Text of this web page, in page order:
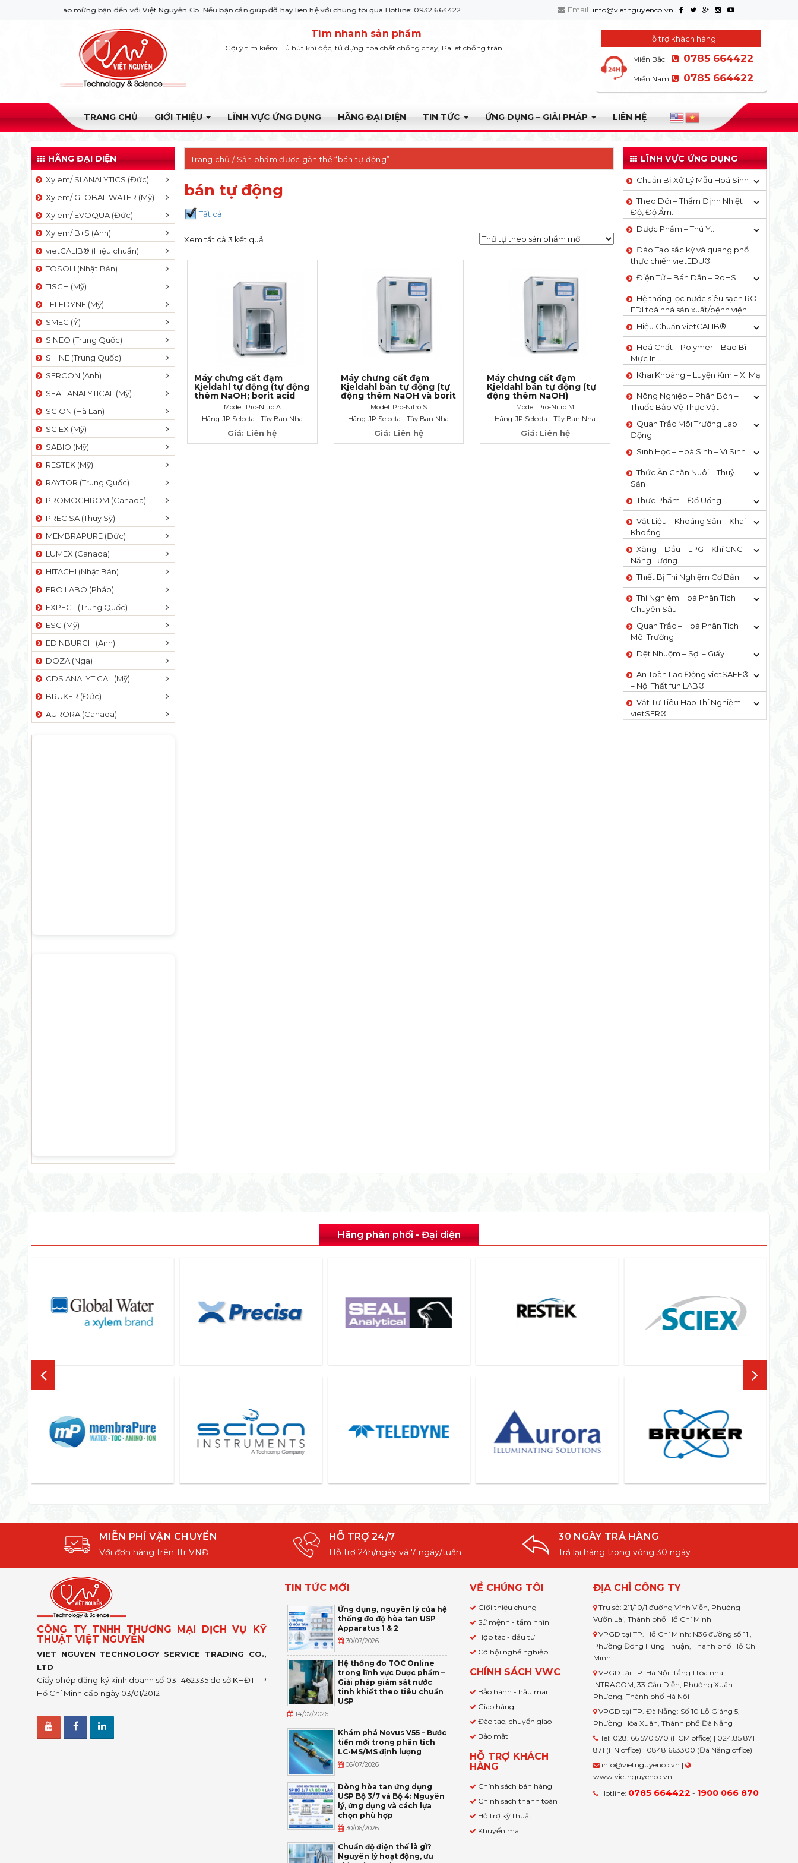
Chào mừng bạn đến với Việt Nguyễn Co. Nếu bạn cần giúp đỡ hãy liên hệ với chúng tôi qua Hotline: 0932 664422 Email: info@vietnguyenco.vn
Tìm nhanh sản phẩm
Gợi ý tìm kiếm: Tủ hút khí độc, tủ đựng hóa chất chống cháy, Pallet chống tràn...
Hỗ trợ khách hàng
Miền Bắc 0785 664422
Miền Nam 0785 664422
TRANG CHỦ GIỚI THIỆU LĨNH VỰC ỨNG DỤNG HÃNG ĐẠI DIỆN TIN TỨC ỨNG DỤNG – GIẢI PHÁP LIÊN HỆ
HÃNG ĐẠI DIỆN
Xylem/ SI ANALYTICS (Đức)
Xylem/ GLOBAL WATER (Mỹ)
Xylem/ EVOQUA (Đức)
Xylem/ B+S (Anh)
vietCALIB® (Hiệu chuẩn)
TOSOH (Nhật Bản)
TISCH (Mỹ)
TELEDYNE (Mỹ)
SMEG (Ý)
SINEO (Trung Quốc)
SHINE (Trung Quốc)
SERCON (Anh)
SEAL ANALYTICAL (Mỹ)
SCION (Hà Lan)
SCIEX (Mỹ)
SABIO (Mỹ)
RESTEK (Mỹ)
RAYTOR (Trung Quốc)
PROMOCHROM (Canada)
PRECISA (Thuỵ Sỹ)
MEMBRAPURE (Đức)
LUMEX (Canada)
HITACHI (Nhật Bản)
FROILABO (Pháp)
EXPECT (Trung Quốc)
ESC (Mỹ)
EDINBURGH (Anh)
DOZA (Nga)
CDS ANALYTICAL (Mỹ)
BRUKER (Đức)
AURORA (Canada)
Trang chủ / Sản phẩm được gắn thẻ “bán tự động”
bán tự động
Tất cả
Xem tất cả 3 kết quả
Máy chưng cất đạm
Kjeldahl tự động (tự động
thêm NaOH; borit acid
H3BO3 và HCl)
Model: Pro-Nitro A
Hãng: JP Selecta - Tây Ban Nha
Giá: Liên hệ
Máy chưng cất đạm
Kjeldahl bán tự động (tự
động thêm NaOH và borit
acid H3BO3)Model: Pro-Nitro S
Hãng: JP Selecta - Tây Ban Nha
Giá: Liên hệ
Máy chưng cất đạm
Kjeldahl bán tự động (tự
động thêm NaOH)
Model: Pro-Nitro M
Hãng: JP Selecta - Tây Ban Nha
Giá: Liên hệ
LĨNH VỰC ỨNG DỤNG
Chuẩn Bị Xử Lý Mẫu Hoá Sinh
Theo Dõi – Thẩm Định Nhiệt
Độ, Độ Ẩm…
Dược Phẩm – Thú Y…
Đào Tạo sắc ký và quang phổ
thực chiến vietEDU®
Điện Tử – Bán Dẫn – RoHS
Hệ thống lọc nước siêu sạch RO
EDI​​ toà nhà sản xuất/bệnh viện
Hiệu Chuẩn vietCALIB®
Hoá Chất – Polymer – Bao Bì –
Mực In…
Khai Khoáng – Luyện Kim – Xi Mạ
Nông Nghiệp – Phân Bón –
Thuốc Bảo Vệ Thực Vật
Quan Trắc Môi Trường Lao
Động
Sinh Học – Hoá Sinh – Vi Sinh
Thức Ăn Chăn Nuôi – Thuỷ
Sản
Thực Phẩm – Đồ Uống
Vật Liệu – Khoáng Sản – Khai
Khoáng
Xăng – Dầu – LPG – Khí CNG –
Năng Lượng…
Thiết Bị Thí Nghiệm Cơ Bản
Thí Nghiệm Hoá Phân Tích
Chuyên Sâu
Quan Trắc – Hoá Phân Tích
Môi Trường
Dệt Nhuộm – Sợi – Giấy
An Toàn Lao Động vietSAFE®
– Nội Thất funiLAB®
Vật Tư Tiêu Hao Thí Nghiệm
vietSER®
Hãng phân phối - Đại diện
MIỄN PHÍ VẬN CHUYỂN
Với đơn hàng trên 1tr VNĐ
HỖ TRỢ 24/7
Hỗ trợ 24h/ngày và 7 ngày/tuần
30 NGÀY TRẢ HÀNG
Trả lại hàng trong vòng 30 ngày
CÔNG TY TNHH THƯƠNG MẠI DỊCH VỤ KỸ
THUẬT VIỆT NGUYỄN
VIET NGUYEN TECHNOLOGY SERVICE TRADING CO.,
LTD
Giấy phép đăng ký kinh doanh số 0311462335 do sở KHĐT TP
Hồ Chí Minh cấp ngày 03/01/2012
TIN TỨC MỚI
Ứng dụng, nguyên lý của hệ
thống đo độ hòa tan USP
Apparatus 1 & 2
30/07/2026
Hệ thống đo TOC Online
trong lĩnh vực Dược phẩm –
Giải pháp giám sát nước
tinh khiết theo tiêu chuẩn
USP
14/07/2026
Khám phá Novus V55 – Bước
tiến mới trong phân tích
LC-MS/MS định lượng
06/07/2026
Dòng hòa tan ứng dụng
USP Bộ 3/7 và Bộ 4: Nguyên
lý, ứng dụng và cách lựa
chọn phù hợp
30/06/2026
Chuẩn độ điện thế là gì?
Nguyên lý hoạt động, ưu
VỀ CHÚNG TÔI
Giới thiệu chung
Sứ mệnh - tầm nhìn
Hợp tác - đầu tư
Cơ hội nghề nghiệp
CHÍNH SÁCH VWC
Bảo hành - hậu mãi
Giao hàng
Đào tạo, chuyển giao
Bảo mật
HỖ TRỢ KHÁCH
HÀNG
Chính sách bán hàng
Chính sách thanh toán
Hỗ trợ kỹ thuật
Khuyến mãi
ĐỊA CHỈ CÔNG TY
Trụ sở: 211/10/1 đường Vĩnh Viễn, Phường
Vườn Lài, Thành phố Hồ Chí Minh
VPGD tại TP. Hồ Chí Minh: N36 đường số 11 ,
Phường Đông Hưng Thuận, Thành phố Hồ Chí
Minh
VPGD tại TP. Hà Nội: Tầng 1 tòa nhà
INTRACOM, 33 Cầu Diễn, Phường Xuân
Phương, Thành phố Hà Nội
VPGD tại TP. Đà Nẵng: Số 10 Lỗ Giáng 5,
Phường Hòa Xuân, Thành phố Đà Nẵng
Tel: 028. 66 570 570 (HCM office) | 024.85 871
871 (HN office) | 0848 663300 (Đà Nẵng office)
info@vietnguyenco.vn |
www.vietnguyenco.vn
Hotline: 0785 664422 - 1900 066 870